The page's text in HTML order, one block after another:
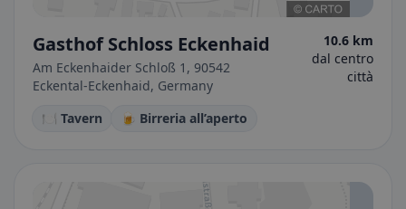
Gasthof Schloss Eckenhaid
Am Eckenhaider Schloß 1, 90542
Eckental-Eckenhaid, Germany
10.6 km
dal centro
città
🍽️ Tavern 🍺 Birreria all’aperto